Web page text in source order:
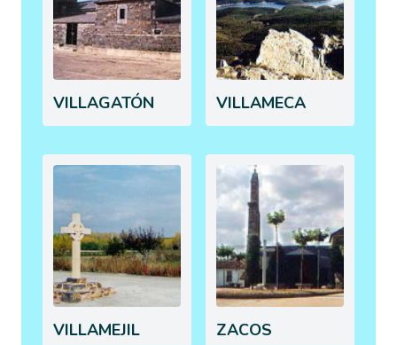
VILLAGATÓN VILLAMECA
VILLAMEJIL ZACOS